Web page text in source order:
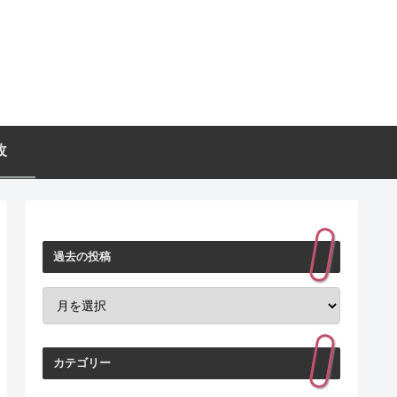
過去の投稿
カテゴリー